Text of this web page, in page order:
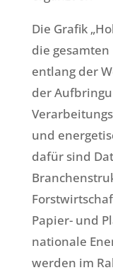
Die Grafik
die
entlang der
der
und
dafür sind
Papier- und
nationale
werden im